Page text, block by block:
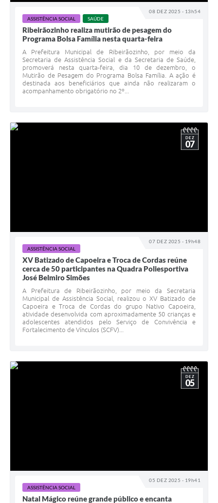
08 DEZ 2025 - 13h54
ASSISTÊNCIA SOCIAL SAÚDE
Ribeirãozinho realiza mutirão de pesagem do
Programa Bolsa Família nesta quarta-feira
A Prefeitura Municipal de Ribeirãozinho, por meio da
Secretaria de Assistência Social e da Secretaria de Saúde,
promoverá nesta quarta-feira, dia 10 de dezembro, o
Mutirão de Pesagem do Programa Bolsa Família. A ação é
destinada aos beneficiários que ainda não realizaram o
acompanhamento obrigatório no 2º...
07 DEZ 2025 - 19h48
DEZ
07
ASSISTÊNCIA SOCIAL
XV Batizado de Capoeira e Troca de Cordas reúne
cerca de 50 participantes na Quadra Poliesportiva
José Belmiro Simões
A Prefeitura de Ribeirãozinho, por meio da Secretaria
Municipal de Assistência Social, realizou o XV Batizado de
Capoeira e Troca de Cordas do grupo Nativo Capoeira,
atividade desenvolvida com aproximadamente 50 crianças e
adolescentes atendidos pelo Serviço de Convivência e
Fortalecimento de Vínculos (SCFV)...
05 DEZ 2025 - 19h41
DEZ
05
ASSISTÊNCIA SOCIAL
Natal Mágico reúne grande público e encanta